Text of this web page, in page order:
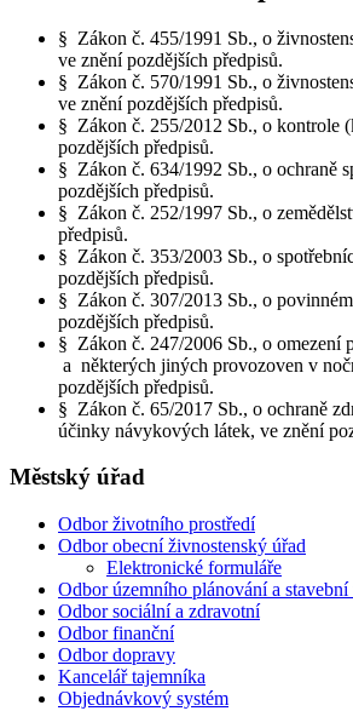
§ Zákon č. 455/1991 Sb., o
ve znění pozdějších předpisů.
§ Zákon č. 570/1991 Sb., o
ve znění pozdějších předpisů.
§ Zákon č. 255/2012 Sb., o kontrole
pozdějších předpisů.
§ Zákon č. 634/1992 Sb., o ochraně
pozdějších předpisů.
§ Zákon č. 252/1997 Sb., o
předpisů.
§ Zákon č. 353/2003 Sb., o
pozdějších předpisů.
§ Zákon č. 307/2013 Sb., o
pozdějších předpisů.
§ Zákon č. 247/2006 Sb., o omezení
a některých jiných provozoven v
pozdějších předpisů.
§ Zákon č. 65/2017 Sb., o ochraně
účinky návykových látek, ve znění
Městský úřad
Odbor životního prostředí
Odbor obecní živnostenský úřad
Elektronické formuláře
Odbor územního plánování a stavební
Odbor sociální a zdravotní
Odbor finanční
Odbor dopravy
Kancelář tajemníka
Objednávkový systém